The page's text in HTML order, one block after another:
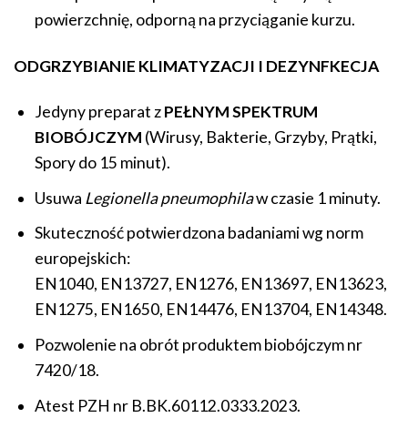
powierzchnię, odporną na przyciąganie kurzu.
ODGRZYBIANIE KLIMATYZACJI I DEZYNFKECJA
Jedyny preparat zPEŁNYM SPEKTRUM
BIOBÓJCZYM (Wirusy, Bakterie, Grzyby, Prątki,
Spory do 15 minut).
Usuwa Legionella pneumophilaw czasie 1 minuty.
Skuteczność potwierdzona badaniami wg norm
europejskich:
EN1040, EN13727, EN1276, EN13697, EN13623,
EN1275, EN1650, EN14476, EN13704, EN14348.
Pozwolenie na obrót produktem biobójczym nr
7420/18.
Atest PZH nr B.BK.60112.0333.2023.